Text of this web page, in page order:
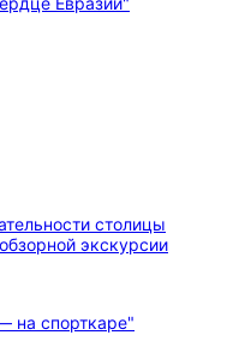
столицы
экскурсии